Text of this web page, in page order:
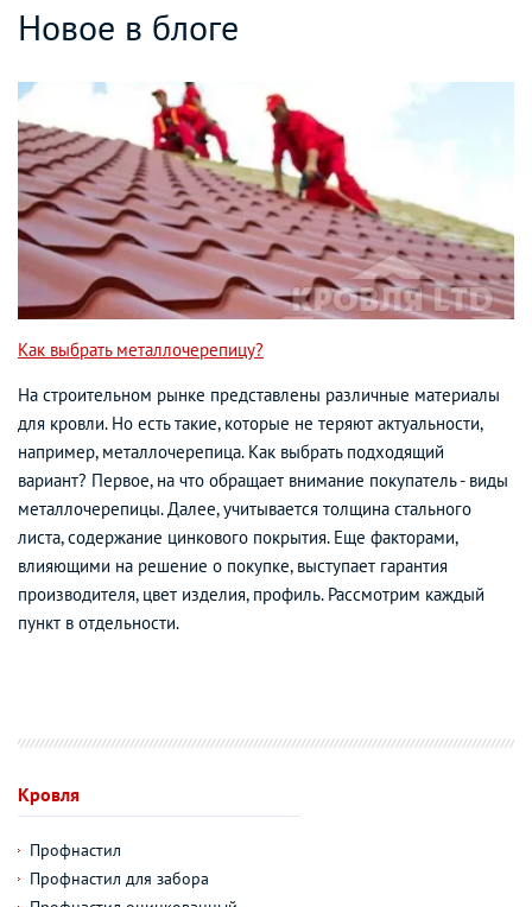
Новое в блоге
Как выбрать металлочерепицу?
На строительном рынке представлены различные материалы
для кровли. Но есть такие, которые не теряют актуальности,
например, металлочерепица. Как выбрать подходящий
вариант? Первое, на что обращает внимание покупатель - виды
металлочерепицы. Далее, учитывается толщина стального
листа, содержание цинкового покрытия. Еще факторами,
влияющими на решение о покупке, выступает гарантия
производителя, цвет изделия, профиль. Рассмотрим каждый
пункт в отдельности.
Кровля
Профнастил
Профнастил для забора